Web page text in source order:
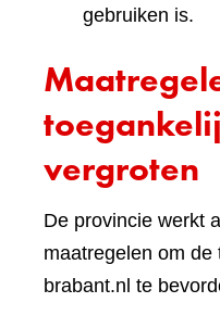
gebruiken is.
vergroten
De provincie werkt
maatregelen om
brabant.nl te